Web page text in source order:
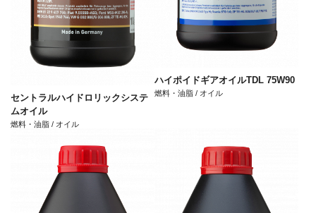
セントラルハイドロリックシステ
ムオイル
燃料・油脂 / オイル
ハイポイドギアオイルTDL 75W90
燃料・油脂 / オイル